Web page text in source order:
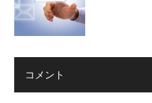
コメント